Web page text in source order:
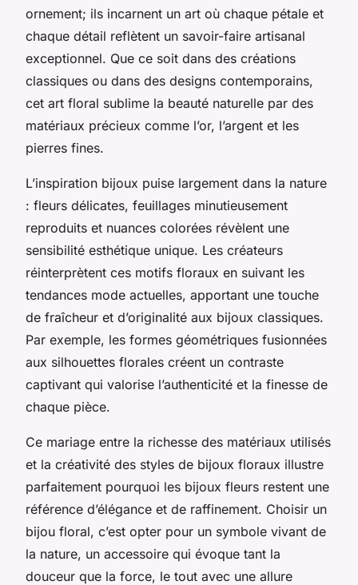
ornement; ils incarnent un art où chaque pétale et
chaque détail reflètent un savoir-faire artisanal
exceptionnel. Que ce soit dans des créations
classiques ou dans des designs contemporains,
cet art floral sublime la beauté naturelle par des
matériaux précieux comme l’or, l’argent et les
pierres fines.
L’inspiration bijoux puise largement dans la nature
: fleurs délicates, feuillages minutieusement
reproduits et nuances colorées révèlent une
sensibilité esthétique unique. Les créateurs
réinterprètent ces motifs floraux en suivant les
tendances mode actuelles, apportant une touche
de fraîcheur et d’originalité aux bijoux classiques.
Par exemple, les formes géométriques fusionnées
aux silhouettes florales créent un contraste
captivant qui valorise l’authenticité et la finesse de
chaque pièce.
Ce mariage entre la richesse des matériaux utilisés
et la créativité des styles de bijoux floraux illustre
parfaitement pourquoi les bijoux fleurs restent une
référence d’élégance et de raffinement. Choisir un
bijou floral, c’est opter pour un symbole vivant de
la nature, un accessoire qui évoque tant la
douceur que la force, le tout avec une allure